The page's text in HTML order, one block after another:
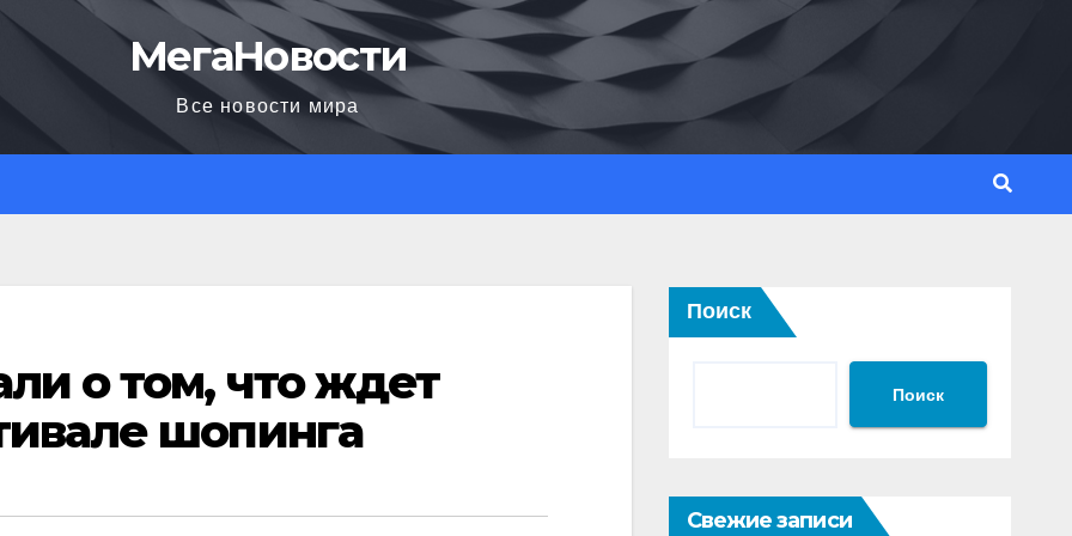
МегаНовости
Все новости мира
о том, что ждет
шопинга
Поиск
Поиск
Свежие записи